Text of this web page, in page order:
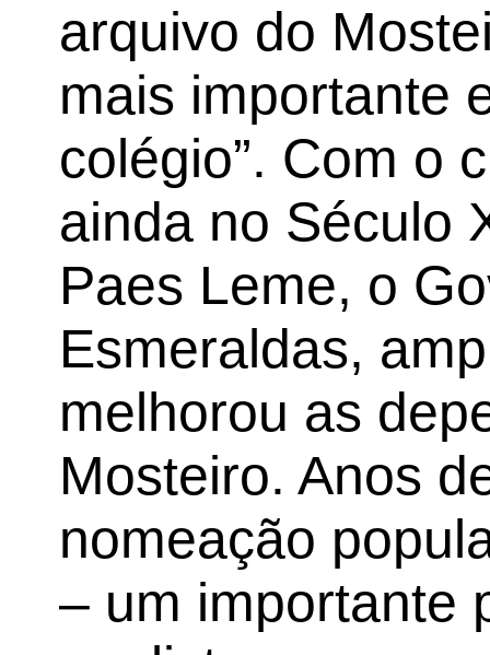
arquivo do
mais importante
colégio”. Com o
ainda no Século
Paes Leme, o
Esmeraldas,
melhorou as
Mosteiro. Anos
nomeação
– um importante